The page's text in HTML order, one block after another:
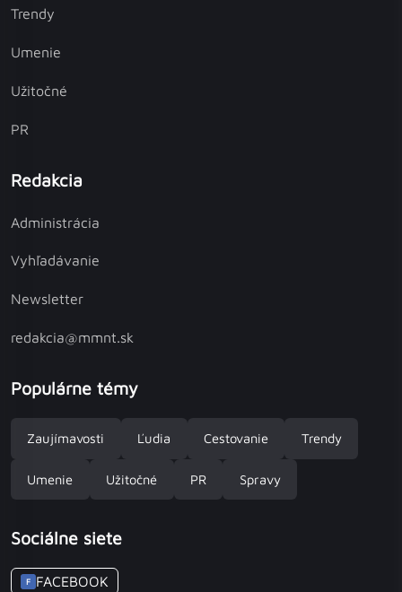
Trendy
Umenie
Užitočné
PR
Redakcia
Administrácia
Vyhľadávanie
Newsletter
redakcia@mmnt.sk
Populárne témy
Zaujímavosti Ľudia Cestovanie Trendy
Umenie Užitočné PR Spravy
Sociálne siete
F FACEBOOK